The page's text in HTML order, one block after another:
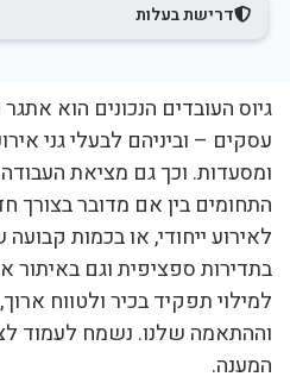
דרישת בעלות
גיוס העובדים הנכונים הוא
עסקים – וביניהם לבעלי גני
ומסעדות. וכך גם מציאת
התחומים בין אם מדובר בצורך
לאירוע ייחודי, או בכמות
בתדירות ספציפית וגם באיתור
למילוי תפקיד בכיר ולטווח
וההתאמה שלנו. נשמח לעמוד
המענה.